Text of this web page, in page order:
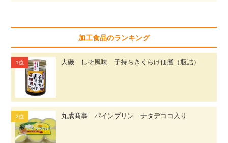
加工食品のランキング
大磯 しそ風味 子持ちきくらげ佃煮（瓶詰）
丸成商事 パインプリン ナタデココ入り